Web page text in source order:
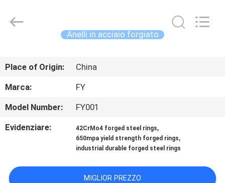
PRODOTTI
NOI
And
Flange
Anelli in acciaio forgiato
Place of Origin:
China
Marca:
FY
Model Number:
FY001
Evidenziare:
42CrMo4 forged steel rings,
650mpa yield strength forged rings,
industrial durable forged steel rings
MIGLIOR PREZZO